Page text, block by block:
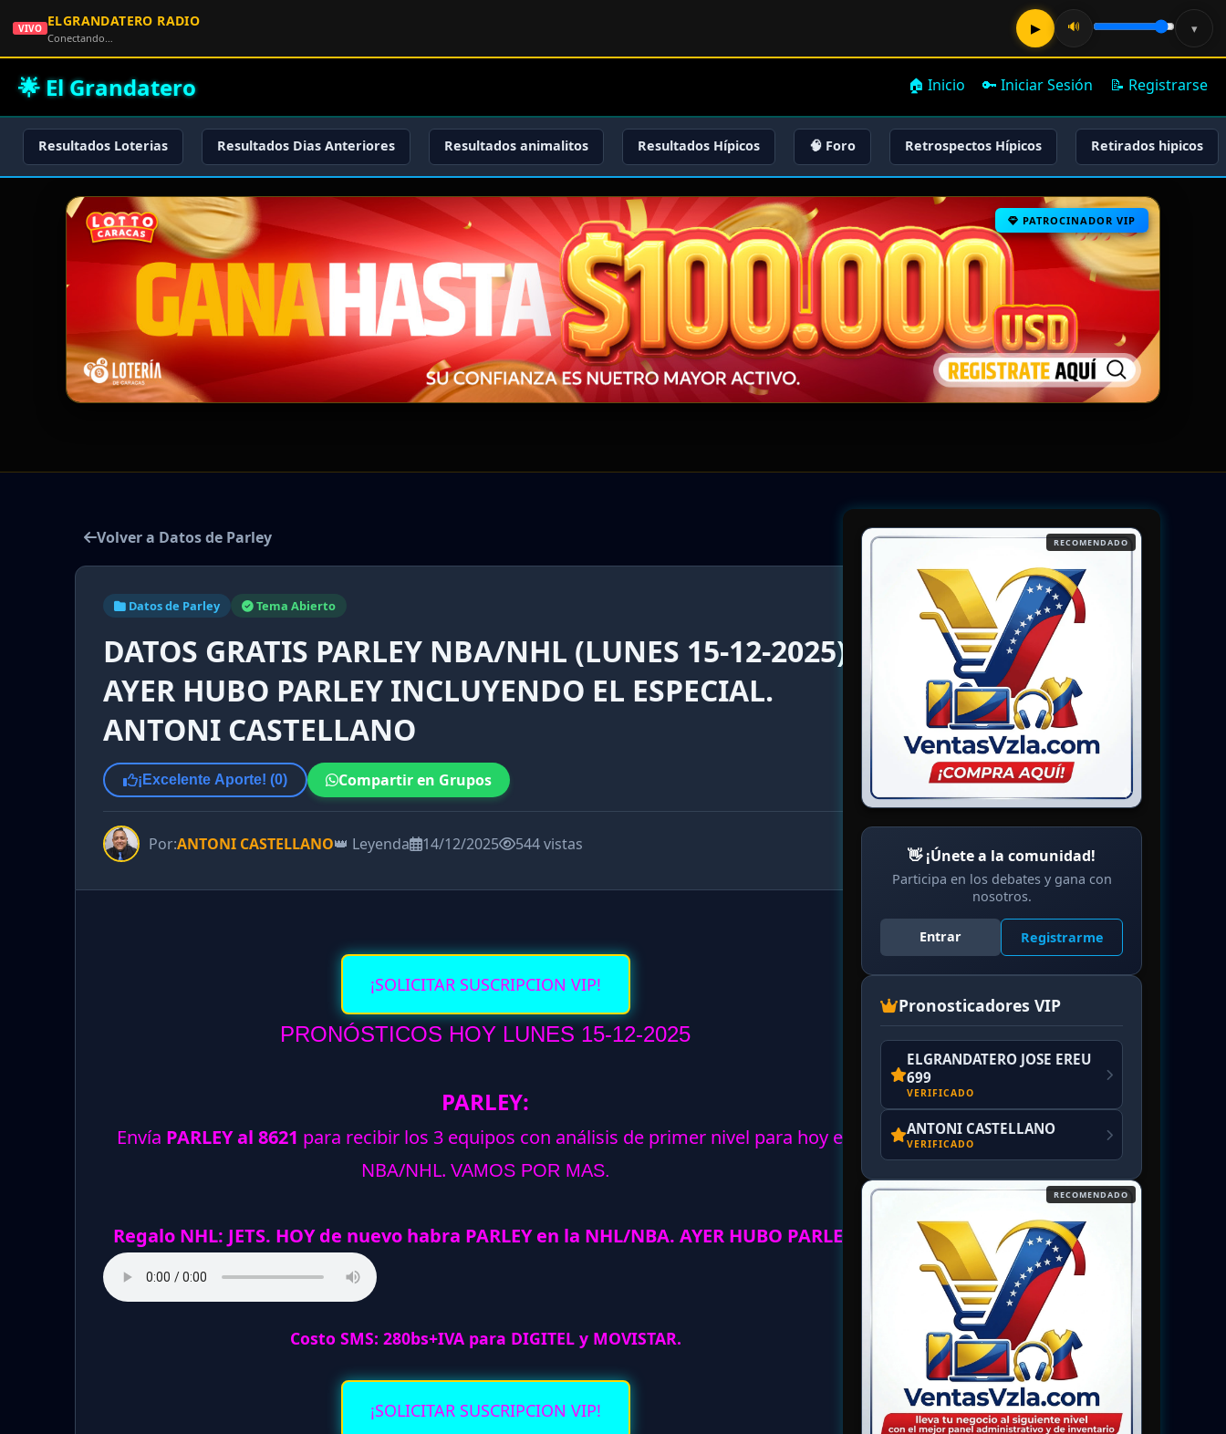
🌟 El Grandatero 🏠 Inicio 🔑 Iniciar Sesión 📝 Registrarse
Resultados Loterias Resultados Dias Anteriores Resultados animalitos Resultados Hípicos 🧠 Foro Retrospectos Hípicos Retirados hipicos
PATROCINADOR VIP
Volver a Datos de Parley
Datos de Parley Tema Abierto
DATOS GRATIS PARLEY NBA/NHL (LUNES 15-12-2025).
AYER HUBO PARLEY INCLUYENDO EL ESPECIAL.
ANTONI CASTELLANO
¡Excelente Aporte! (0) Compartir en Grupos
Por:ANTONI CASTELLANO👑 Leyenda 14/12/2025 544 vistas
¡SOLICITAR SUSCRIPCION VIP!
PRONÓSTICOS HOY LUNES 15-12-2025
PARLEY:
Envía PARLEY al 8621 para recibir los 3 equipos con análisis de primer nivel para hoy en
NBA/NHL. VAMOS POR MAS.
Regalo NHL: JETS. HOY de nuevo habra PARLEY en la NHL/NBA. AYER HUBO PARLEY.
Costo SMS: 280bs+IVA para DIGITEL y MOVISTAR.
¡SOLICITAR SUSCRIPCION VIP!
RECOMENDADO
👋 ¡Únete a la comunidad!
Participa en los debates y gana con
nosotros.
Entrar Registrarme
Pronosticadores VIP
ELGRANDATERO JOSE EREU
699
VERIFICADO
ANTONI CASTELLANO
VERIFICADO
RECOMENDADO
VIVO ELGRANDATERO RADIO
Conectando…
▶ 🔊 ▾